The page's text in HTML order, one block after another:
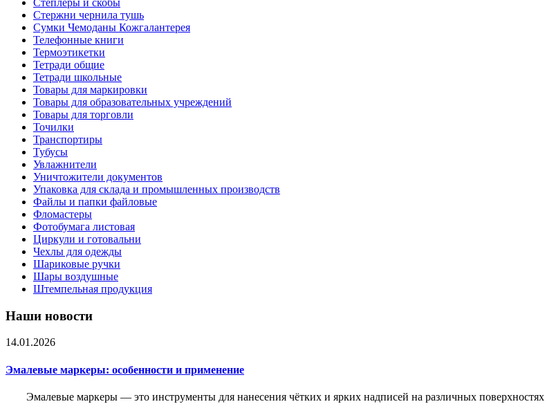
Степлеры и скобы
Стержни чернила тушь
Сумки Чемоданы Кожгалантерея
Телефонные книги
Термоэтикетки
Тетради общие
Тетради школьные
Товары для маркировки
Товары для образовательных учреждений
Товары для торговли
Точилки
Транспортиры
Тубусы
Увлажнители
Уничтожители документов
Упаковка для склада и промышленных производств
Файлы и папки файловые
Фломастеры
Фотобумага листовая
Циркули и готовальни
Чехлы для одежды
Шариковые ручки
Шары воздушные
Штемпельная продукция
Наши новости
14.01.2026
Эмалевые маркеры: особенности и применение
Эмалевые маркеры — это инструменты для нанесения чётких и ярких надписей на различных поверхностях